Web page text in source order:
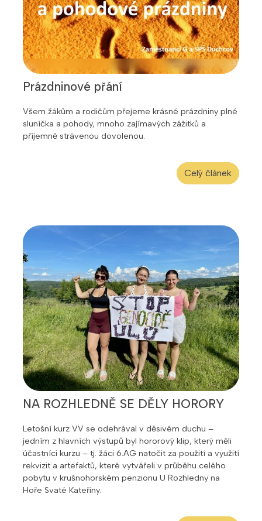
Prázdninové přání
Všem žákům a rodičům přejeme krásné prázdniny plné
sluníčka a pohody, mnoho zajímavých zážitků a
příjemně strávenou dovolenou.
Celý článek
NA ROZHLEDNĚ SE DĚLY HORORY
Letošní kurz VV se odehrával v děsivém duchu –
jedním z hlavních výstupů byl hororový klip, který měli
účastníci kurzu – tj. žáci 6.AG natočit za použití a využití
rekvizit a artefaktů, které vytvářeli v průběhu celého
pobytu v krušnohorském penzionu U Rozhledny na
Hoře Svaté Kateřiny.